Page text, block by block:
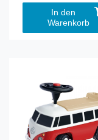
In den
Warenkorb